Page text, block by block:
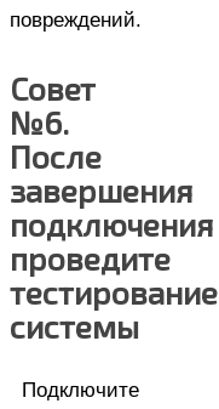
повреждений.
Совет
№6.
После
завершения
подключения
проведите
тестирование
системы
Подключите